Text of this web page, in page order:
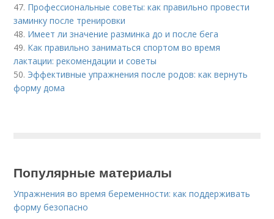
47. Профессиональные советы: как правильно провести
заминку после тренировки
48. Имеет ли значение разминка до и после бега
49. Как правильно заниматься спортом во время
лактации: рекомендации и советы
50. Эффективные упражнения после родов: как вернуть
форму дома
Популярные материалы
Упражнения во время беременности: как поддерживать
форму безопасно